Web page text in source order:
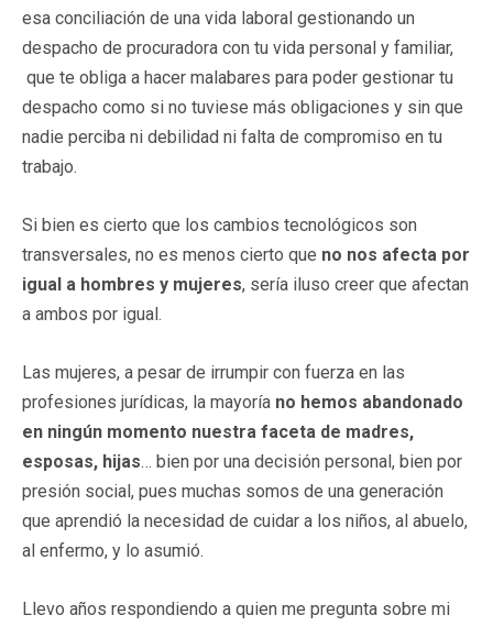
esa conciliación de una vida laboral gestionando un
despacho de procuradora con tu vida personal y familiar,
que te obliga a hacer malabares para poder gestionar tu
despacho como si no tuviese más obligaciones y sin que
nadie perciba ni debilidad ni falta de compromiso en tu
trabajo.
Si bien es cierto que los cambios tecnológicos son
transversales, no es menos cierto que no nos afecta por
igual a hombres y mujeres, sería iluso creer que afectan
a ambos por igual.
Las mujeres, a pesar de irrumpir con fuerza en las
profesiones jurídicas, la mayoría no hemos abandonado
en ningún momento nuestra faceta de madres,
esposas, hijas… bien por una decisión personal, bien por
presión social, pues muchas somos de una generación
que aprendió la necesidad de cuidar a los niños, al abuelo,
al enfermo, y lo asumió.
Llevo años respondiendo a quien me pregunta sobre mi